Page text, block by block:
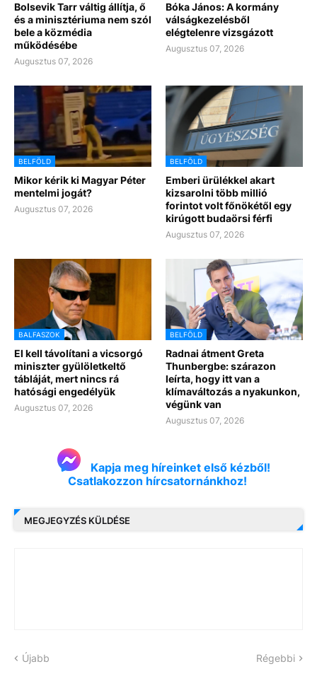
Bolsevik Tarr váltig állítja, ő
és a minisztériuma nem szól
bele a közmédia
működésébe
Augusztus 07, 2026
Bóka János: A kormány
válságkezelésből
elégtelenre vizsgázott
Augusztus 07, 2026
BELFÖLD
Mikor kérik ki Magyar Péter
mentelmi jogát?
Augusztus 07, 2026
BELFÖLD
Emberi ürülékkel akart
kizsarolni több millió
forintot volt főnökétől egy
kirúgott budaörsi férfi
Augusztus 07, 2026
BALFASZOK
El kell távolítani a vicsorgó
miniszter gyülöletkeltő
tábláját, mert nincs rá
hatósági engedélyük
Augusztus 07, 2026
BELFÖLD
Radnai átment Greta
Thunbergbe: szárazon
leírta, hogy itt van a
klímaváltozás a nyakunkon,
végünk van
Augusztus 07, 2026
Kapja meg híreinket első kézből!
Csatlakozzon hírcsatornánkhoz!
MEGJEGYZÉS KÜLDÉSE
Újabb Régebbi